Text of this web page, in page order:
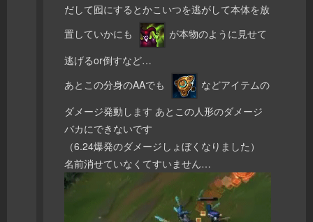
だして囮にするとかこいつを逃がして本体を放
置していかにも
が本物のように見せて
逃げるor倒すなど…
あとこの分身のAAでも
などアイテムの
ダメージ発動します あとこの人形のダメージ
バカにできないです
（6.24爆発のダメージしょぼくなりました）
名前消せていなくてすいません…